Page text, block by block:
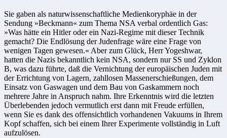
Sie gaben als naturwissenschaftliche Medienkoryphäe in der
Sendung »Beckmann« zum Thema NSA verbal ordentlich Gas:
»Was hätte ein Hitler oder ein Nazi-Regime mit dieser Technik
gemacht? Die Endlösung der Judenfrage wäre eine Frage von
wenigen Tagen gewesen.« Aber zum Glück, Herr Yogeshwar,
hatten die Nazis bekanntlich kein NSA, sondern nur SS und Zyklon
B, was dazu führte, daß die Vernichtung der europäischen Juden mit
der Errichtung von Lagern, zahllosen Massenerschießungen, dem
Einsatz von Gaswagen und dem Bau von Gaskammern noch
mehrere Jahre in Anspruch nahm. Ihre Erkenntnis wird die letzten
Überlebenden jedoch vermutlich erst dann mit Freude erfüllen,
wenn Sie es dank des offensichtlich vorhandenen Vakuums in Ihrem
Kopf schaffen, sich bei einem Ihrer Experimente vollständig in Luft
aufzulösen.